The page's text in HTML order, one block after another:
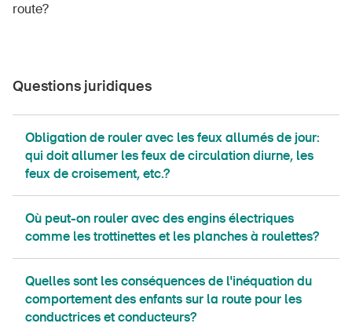
DE FR
route?
Questions juridiques
Obligation de rouler avec les feux allumés de jour:
qui doit allumer les feux de circulation diurne, les
feux de croisement, etc.?
Où peut-on rouler avec des engins électriques
comme les trottinettes et les planches à roulettes?
Quelles sont les conséquences de l'inéquation du
comportement des enfants sur la route pour les
conductrices et conducteurs?